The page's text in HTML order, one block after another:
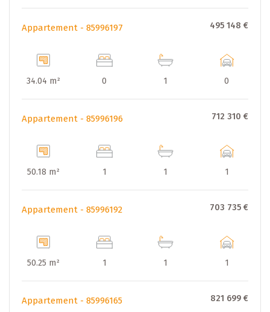
Appartement - 85996197 495 148 €
34.04 m² 0 1 0
Appartement - 85996196 712 310 €
50.18 m² 1 1 1
Appartement - 85996192 703 735 €
50.25 m² 1 1 1
Appartement - 85996165 821 699 €